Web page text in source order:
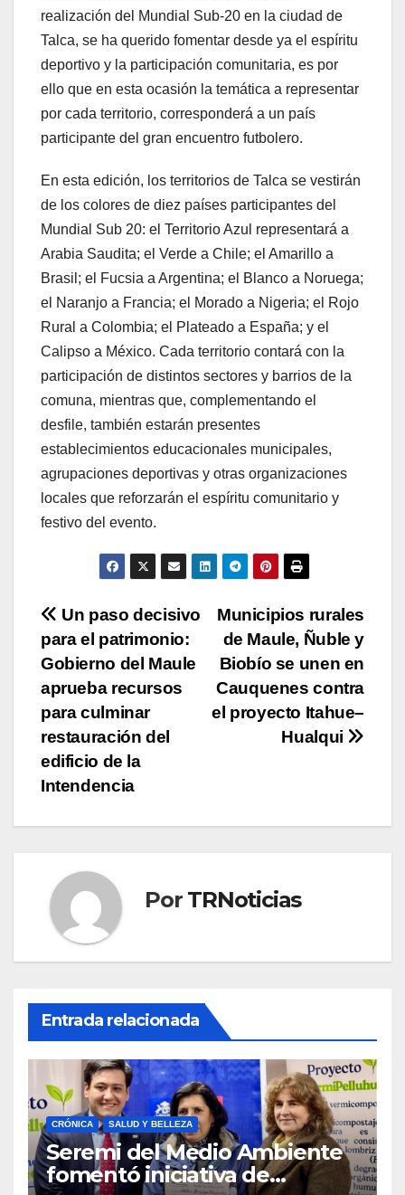
realización del Mundial Sub-20 en la ciudad de
Talca, se ha querido fomentar desde ya el espíritu
deportivo y la participación comunitaria, es por
ello que en esta ocasión la temática a representar
por cada territorio, corresponderá a un país
participante del gran encuentro futbolero.
En esta edición, los territorios de Talca se vestirán
de los colores de diez países participantes del
Mundial Sub 20: el Territorio Azul representará a
Arabia Saudita; el Verde a Chile; el Amarillo a
Brasil; el Fucsia a Argentina; el Blanco a Noruega;
el Naranjo a Francia; el Morado a Nigeria; el Rojo
Rural a Colombia; el Plateado a España; y el
Calipso a México. Cada territorio contará con la
participación de distintos sectores y barrios de la
comuna, mientras que, complementando el
desfile, también estarán presentes
establecimientos educacionales municipales,
agrupaciones deportivas y otras organizaciones
locales que reforzarán el espíritu comunitario y
festivo del evento.
Navegación
de
entradas
Municipios rurales
de Maule, Ñuble y
Biobío se unen en
Cauquenes contra
el proyecto Itahue–
Hualqui
Un paso decisivo
para el patrimonio:
Gobierno del Maule
aprueba recursos
para culminar
restauración del
edificio de la
Intendencia
Por TRNoticias
Entrada relacionada
CRÓNICA SALUD Y BELLEZA
Seremi del Medio Ambiente
fomentó iniciativa de